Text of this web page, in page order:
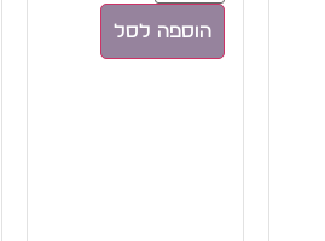
הוספה לסל